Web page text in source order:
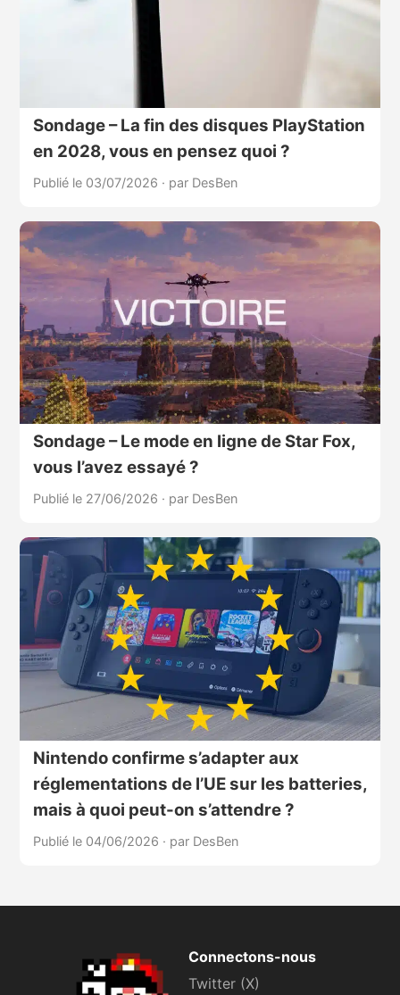
Sondage – La fin des disques PlayStation
en 2028, vous en pensez quoi ?
Publié le 03/07/2026 · par DesBen
Sondage – Le mode en ligne de Star Fox,
vous l’avez essayé ?
Publié le 27/06/2026 · par DesBen
Nintendo confirme s’adapter aux
réglementations de l’UE sur les batteries,
mais à quoi peut-on s’attendre ?
Publié le 04/06/2026 · par DesBen
Connectons-nous
Twitter (X)